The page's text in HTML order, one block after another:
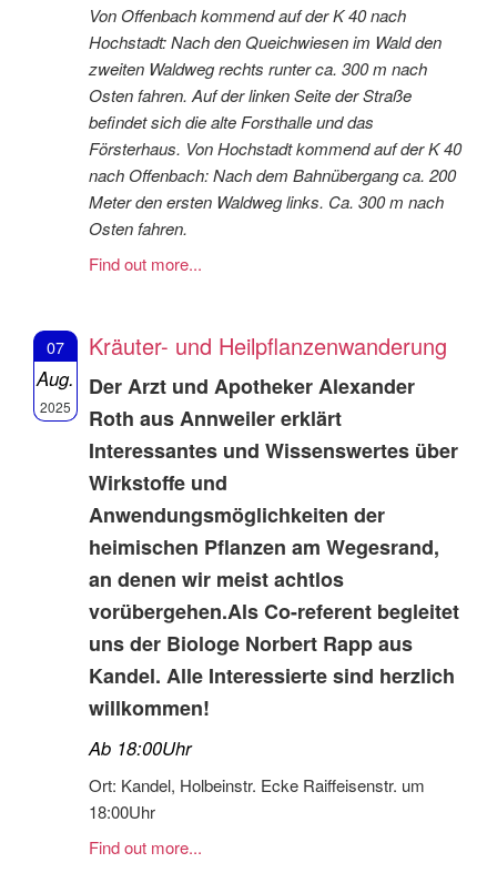
Von Offenbach kommend auf der K 40 nach
Hochstadt: Nach den Queichwiesen im Wald den
zweiten Waldweg rechts runter ca. 300 m nach
Osten fahren. Auf der linken Seite der Straße
befindet sich die alte Forsthalle und das
Försterhaus. Von Hochstadt kommend auf der K 40
nach Offenbach: Nach dem Bahnübergang ca. 200
Meter den ersten Waldweg links. Ca. 300 m nach
Osten fahren.
Find out more...
07
Aug.
2025
Kräuter- und Heilpflanzenwanderung
Der Arzt und Apotheker Alexander
Roth aus Annweiler erklärt
Interessantes und Wissenswertes über
Wirkstoffe und
Anwendungsmöglichkeiten der
heimischen Pflanzen am Wegesrand,
an denen wir meist achtlos
vorübergehen.Als Co-referent begleitet
uns der Biologe Norbert Rapp aus
Kandel. Alle Interessierte sind herzlich
willkommen!
Ab 18:00Uhr
Ort: Kandel, Holbeinstr. Ecke Raiffeisenstr. um
18:00Uhr
Find out more...